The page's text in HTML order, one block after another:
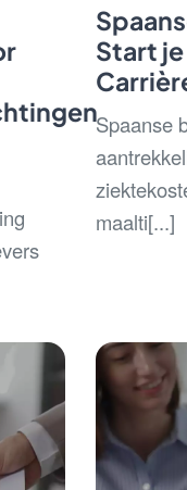
Start
Spaanse
maalti[...]